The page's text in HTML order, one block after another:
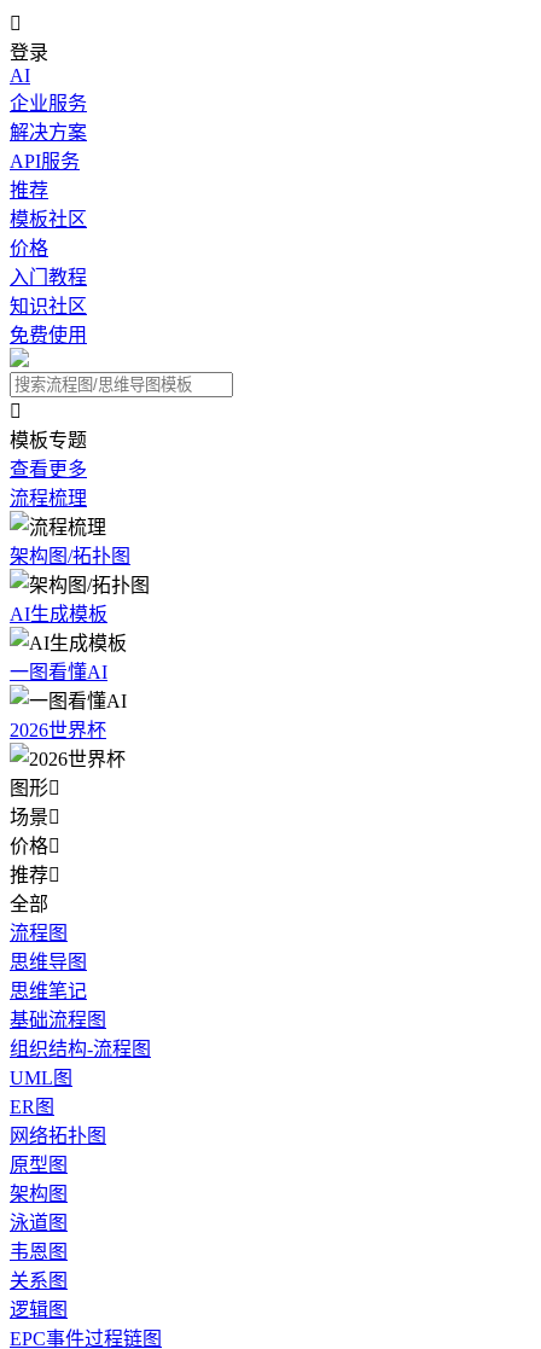

登录
AI
企业服务
解决方案
API服务
推荐
模板社区
价格
入门教程
知识社区
免费使用

模板专题
查看更多
流程梳理
架构图/拓扑图
AI生成模板
一图看懂AI
2026世界杯
图形
场景
价格
推荐
全部
流程图
思维导图
思维笔记
基础流程图
组织结构-流程图
UML图
ER图
网络拓扑图
原型图
架构图
泳道图
韦恩图
关系图
逻辑图
EPC事件过程链图